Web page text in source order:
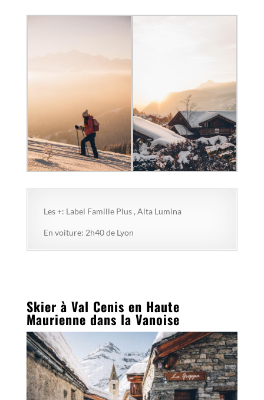
Les +: Label Famille Plus , Alta Lumina
En voiture: 2h40 de Lyon
Skier à Val Cenis en Haute
Maurienne dans la Vanoise